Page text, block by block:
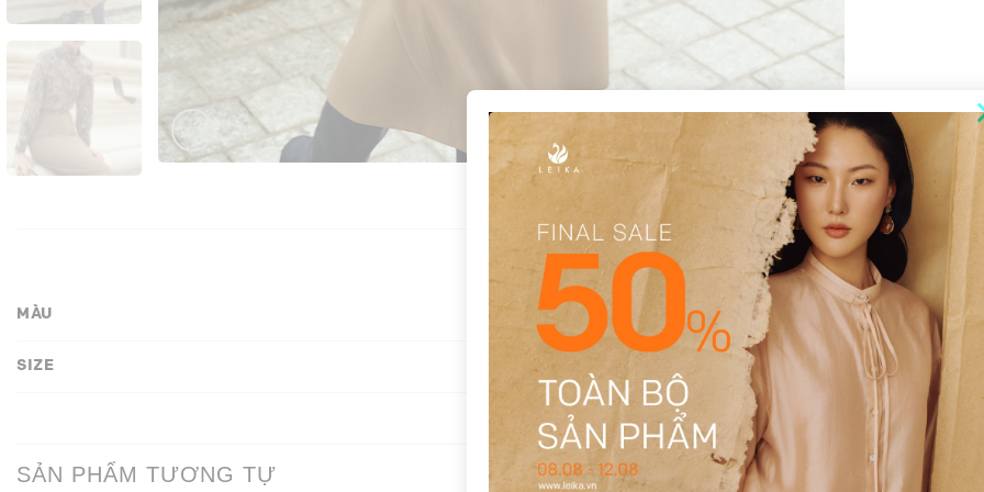
THÔNG TIN BỔ SUNG ĐÁNH GIÁ (14)
MÀU Đen, Nâu
SIZE
SẢN PHẨM TƯƠNG TỰ